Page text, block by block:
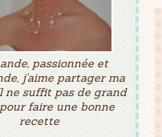
passionnée et
j'aime partager ma
ne suffit pas de grand
faire une bonne
recette